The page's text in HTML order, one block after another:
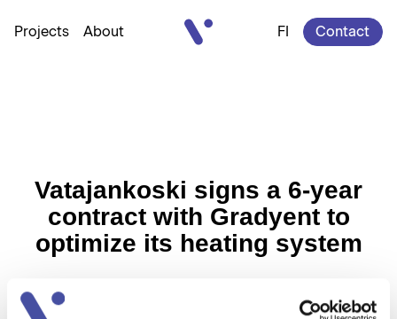
Projects About
Vatajankoski
FI
Contact
Vatajankoski signs a 6-year
contract with Gradyent to
optimize its heating system